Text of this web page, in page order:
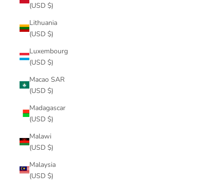
(USD $)
Lithuania
(USD $)
Luxembourg
(USD $)
Macao SAR
(USD $)
Madagascar
(USD $)
Malawi
(USD $)
Malaysia
(USD $)